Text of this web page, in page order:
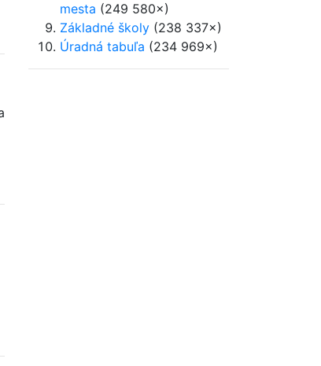
mesta (249 580×)
Základné školy (238 337×)
Úradná tabuľa (234 969×)